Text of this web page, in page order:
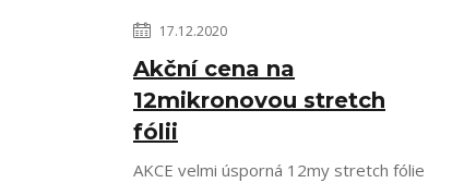
17.12.2020
Akční cena na
12mikronovou stretch
fólii
AKCE velmi úsporná 12my stretch fólie